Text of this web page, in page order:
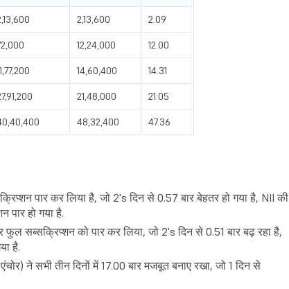
2,13,600 2.09
12,24,000 12.00
14,60,400 14.31
21,48,000 21.05
48,32,400 47.36
पार कर लिया है, जो 2's दिन से 0.57 बार बेहतर हो गया है, NII की
पार हो गया है.
फुल सब्सक्रिप्शन को पार कर लिया, जो 2's दिन से 0.51 बार बढ़ रहा है,
है.
ने सभी तीन दिनों में 17.00 बार मजबूत बनाए रखा, जो 1 दिन से